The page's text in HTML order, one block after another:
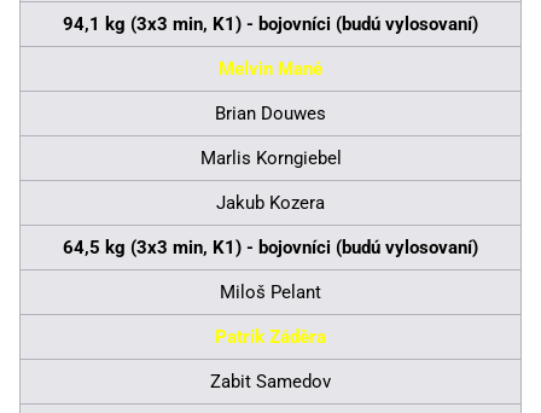
94,1 kg (3x3 min, K1) - bojovníci (budú vylosovaní)
Melvin Mané
Brian Douwes
Marlis Korngiebel
Jakub Kozera
64,5 kg (3x3 min, K1) - bojovníci (budú vylosovaní)
Miloš Pelant
Patrik Záděra
Zabit Samedov